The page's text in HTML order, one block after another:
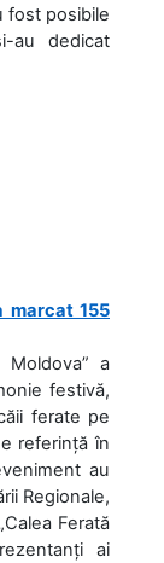
fost posibile
au dedicat
marcat 155
Moldova” a
festivă,
ferate pe
referință în
au
Regionale,
Ferată
ai